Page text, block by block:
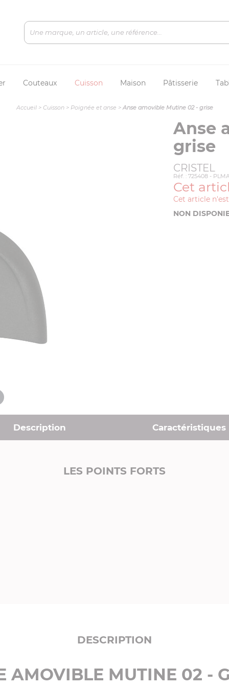
Couteaux Cuisson Maison Pâtisserie
Accueil> Cuisson> Poignée et anse >Anse amovible Mutine 02 - grise
Anse
grise
CRISTEL
Réf. : 725408 -
Cet
Cet article
NON
Description Caractéristiques
LES POINTS FORTS
DESCRIPTION
AMOVIBLE MUTINE 02 -